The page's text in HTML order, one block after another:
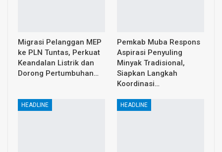
Migrasi Pelanggan MEP
ke PLN Tuntas, Perkuat
Keandalan Listrik dan
Dorong Pertumbuhan…
Pemkab Muba Respons
Aspirasi Penyuling
Minyak Tradisional,
Siapkan Langkah
Koordinasi…
HEADLINE HEADLINE